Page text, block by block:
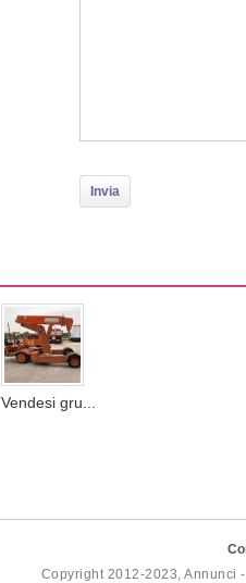
Vendesi gru...
Copyright 2012-2023, Annunci